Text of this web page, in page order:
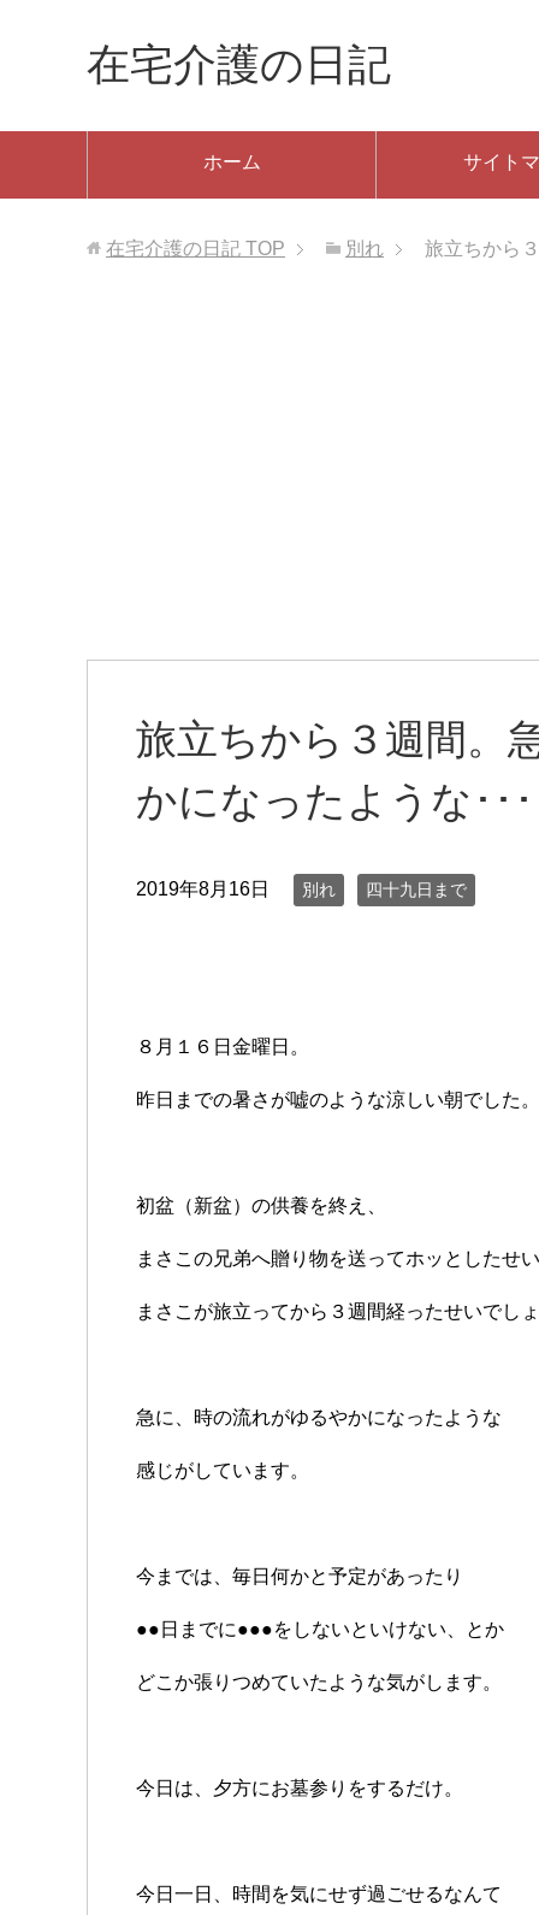
在宅介護の日記
ホーム サイト
在宅介護の日記 TOP 別れ 旅立ちから
旅立ちから３週間。
かになったような･･･
2019年8月16日 別れ 四十九日まで
８月１６日金曜日。
昨日までの暑さが嘘のような涼しい朝でした。
初盆（新盆）の供養を終え、
まさこの兄弟へ贈り物を送ってホッとしたせい
まさこが旅立ってから３週間経ったせいでしょ
急に、時の流れがゆるやかになったような
感じがしています。
今までは、毎日何かと予定があったり
●●日までに●●●をしないといけない、とか
どこか張りつめていたような気がします。
今日は、夕方にお墓参りをするだけ。
今日一日、時間を気にせず過ごせるなんて